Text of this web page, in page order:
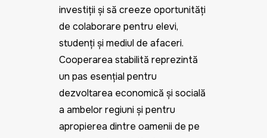
investiții și să creeze oportunități
de colaborare pentru elevi,
studenți și mediul de afaceri.
Cooperarea stabilită reprezintă
un pas esențial pentru
dezvoltarea economică și socială
a ambelor regiuni și pentru
apropierea dintre oamenii de pe